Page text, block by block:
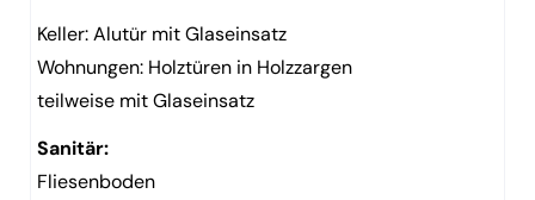
Keller: Alutür mit Glaseinsatz
Wohnungen: Holztüren in Holzzargen
teilweise mit Glaseinsatz
Sanitär:
Fliesenboden